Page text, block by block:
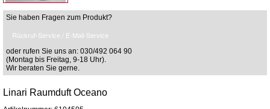
Sie haben Fragen zum Produkt?
Rückruf-Service / E-Mail-Service
oder rufen Sie uns an: 030/492 064 90
(Montag bis Freitag, 9-18 Uhr).
Wir beraten Sie gerne.
Linari Raumduft Oceano